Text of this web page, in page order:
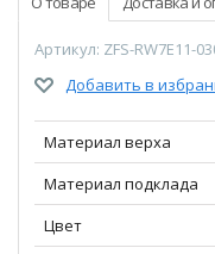
Артикул: ZFS-RW7E11-
Добавить в
Материал верха
Материал подклада
Цвет